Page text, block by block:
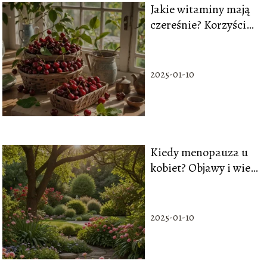
Jakie witaminy mają
czereśnie? Korzyści
2025-01-10
Kiedy menopauza u
kobiet? Objawy i wiek
2025-01-10